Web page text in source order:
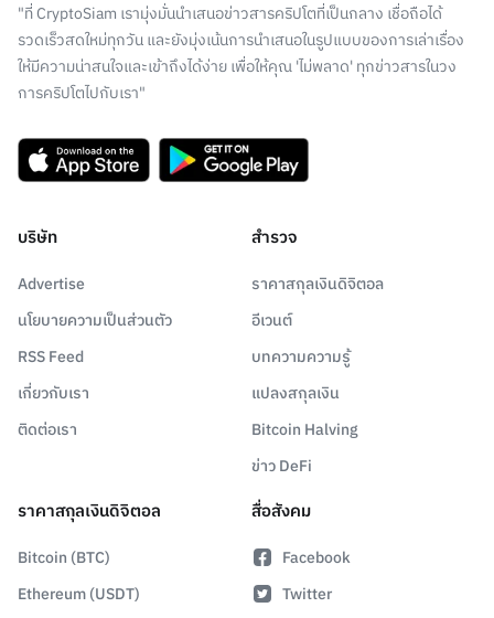
"ที่ CryptoSiam เรามุ่งมั่นนำเสนอข่าวสารคริปโตที่เป็นกลาง เชื่อถือได้
รวดเร็วสดใหม่ทุกวัน และยังมุ่งเน้นการนำเสนอในรูปแบบของการเล่าเรื่อง
ให้มีความน่าสนใจและเข้าถึงได้ง่าย เพื่อให้คุณ 'ไม่พลาด' ทุกข่าวสารในวง
การคริปโตไปกับเรา"
บริษัท
Advertise
นโยบายความเป็นส่วนตัว
RSS Feed
เกี่ยวกับเรา
ติดต่อเรา
สำรวจ
ราคาสกุลเงินดิจิตอล
อีเวนต์
บทความความรู้
แปลงสกุลเงิน
Bitcoin Halving
ข่าว DeFi
ราคาสกุลเงินดิจิตอล
Bitcoin (BTC)
Ethereum (USDT)
สื่อสังคม
Facebook
Twitter